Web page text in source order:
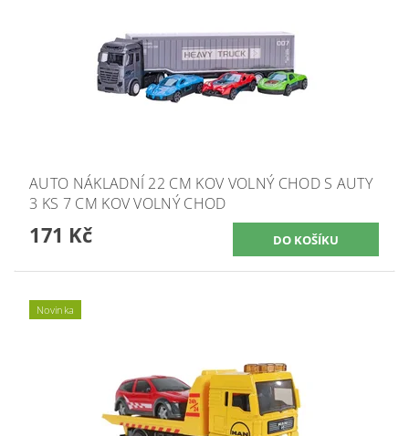
AUTO NÁKLADNÍ 22 CM KOV VOLNÝ CHOD S AUTY
3 KS 7 CM KOV VOLNÝ CHOD
171 Kč
Novinka